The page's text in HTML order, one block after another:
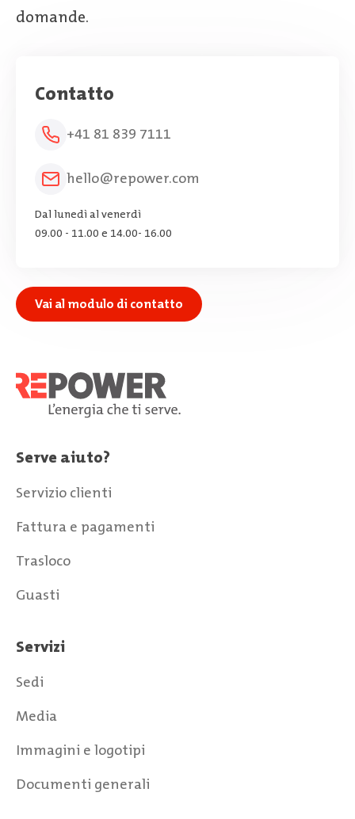
domande.
Contatto
+41 81 839 7111
hello@repower.com
Dal lunedì al venerdì
09.00 - 11.00 e 14.00- 16.00
Vai al modulo di contatto
Serve aiuto?
Servizio clienti
Fattura e pagamenti
Trasloco
Guasti
Servizi
Sedi
Media
Immagini e logotipi
Documenti generali